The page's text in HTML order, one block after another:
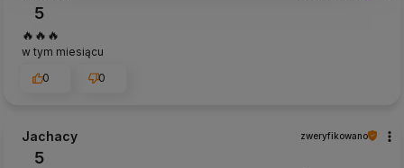
5
🔥🔥🔥
w tym miesiącu
0
0
Jachacy zweryfikowano
5